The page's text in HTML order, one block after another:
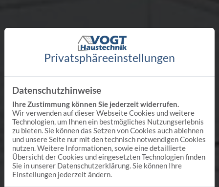
Privatsphäre­einstellungen
Datenschutzhinweise
Ihre Zustimmung können Sie jederzeit widerrufen.
Wir verwenden auf dieser Webseite Cookies und weitere
Technologien, um Ihnen ein bestmögliches Nutzungserlebnis
zu bieten. Sie können das Setzen von Cookies auch ablehnen
und unsere Seite nur mit den technisch notwendigen Cookies
nutzen. Weitere Informationen, sowie eine detaillierte
Übersicht der Cookies und eingesetzten Technologien finden
Sie in unserer Datenschutzerklärung. Sie können Ihre
Einstellungen jederzeit ändern.